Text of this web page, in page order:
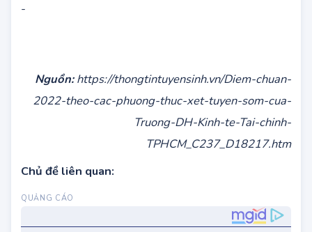
-
Nguồn:https://thongtintuyensinh.vn/Diem-chuan-
2022-theo-cac-phuong-thuc-xet-tuyen-som-cua-
Truong-DH-Kinh-te-Tai-chinh-
TPHCM_C237_D18217.htm
Chủ đề liên quan: